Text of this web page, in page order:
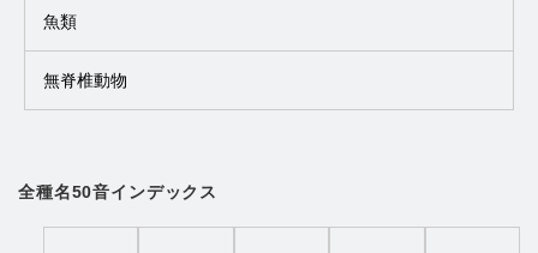
魚類
無脊椎動物
全種名50音インデックス